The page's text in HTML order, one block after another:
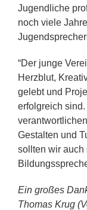
Jugendliche
noch viele
“Der junge
Herzblut,
gelebt und
erfolgreich
Gestalten und
sollten wir auch
Ein großes
Thomas Krug